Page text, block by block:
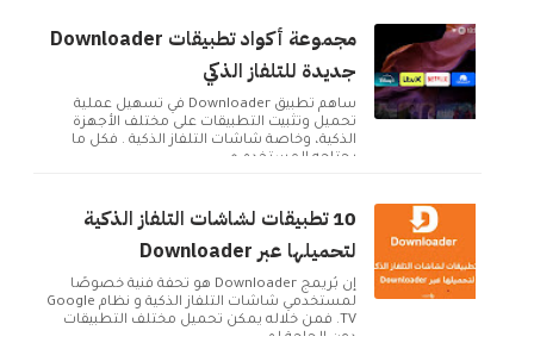
مجموعة أكواد تطبيقات Downloader
جديدة للتلفاز الذكي
ساهم تطبيق Downloader في تسهيل عملية
تحميل وتثبيت التطبيقات على مختلف الأجهزة
الذكية، وخاصة شاشات التلفاز الذكية . فكل ما
يحتاجه المستخدم ه...
10 تطبيقات لشاشات التلفاز الذكية
لتحميلها عبر Downloader
إن بُريمج Downloader هو تحفة فنية خصوصًا
لمستخدمي شاشات التلفاز الذكية و نظام Google
TV. فمن خلاله يمكن تحميل مختلف التطبيقات
دون الحاجة لم...